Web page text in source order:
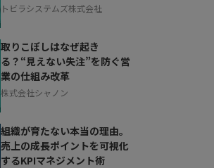
トビラシステムズ株式会社
取りこぼしはなぜ起き
る？“見えない失注”を防ぐ営
業の仕組み改革
株式会社シャノン
組織が育たない本当の理由。
売上の成長ポイントを可視化
するKPIマネジメント術